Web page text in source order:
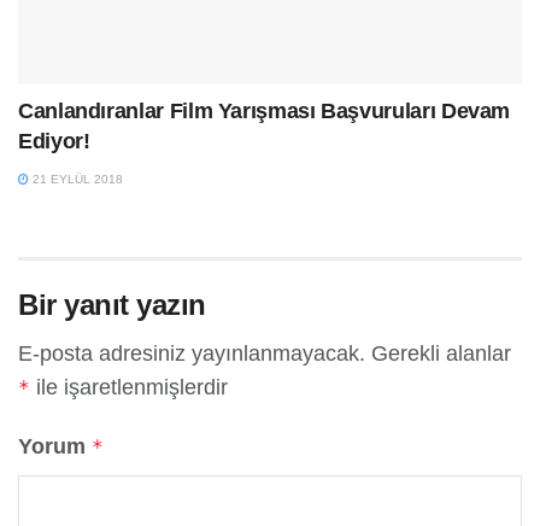
Canlandıranlar Film Yarışması Başvuruları Devam
Ediyor!
21 EYLÜL 2018
Bir yanıt yazın
E-posta adresiniz yayınlanmayacak. Gerekli alanlar
* ile işaretlenmişlerdir
Yorum *